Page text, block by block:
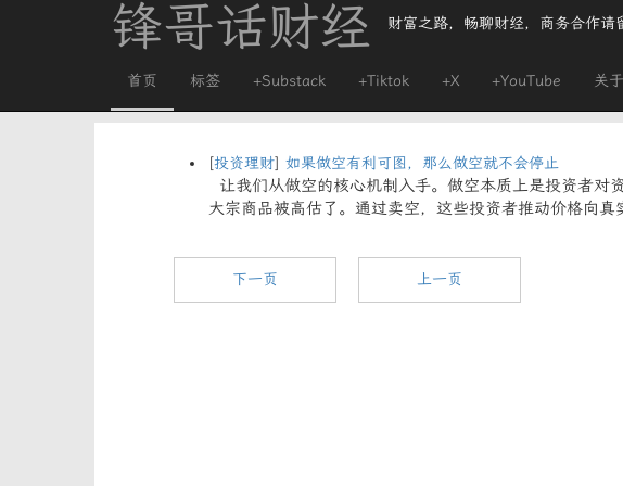
锋哥话财经 财富之路，畅聊财经，商务合作请
首页 标签 +Substack +Tiktok +X +YouTube 关
[投资理财] 如果做空有利可图，那么做空就不会停止
让我们从做空的核心机制入手。做空本质上是投资者
大宗商品被高估了。通过卖空，这些投资者推动价格向
下一页 上一页